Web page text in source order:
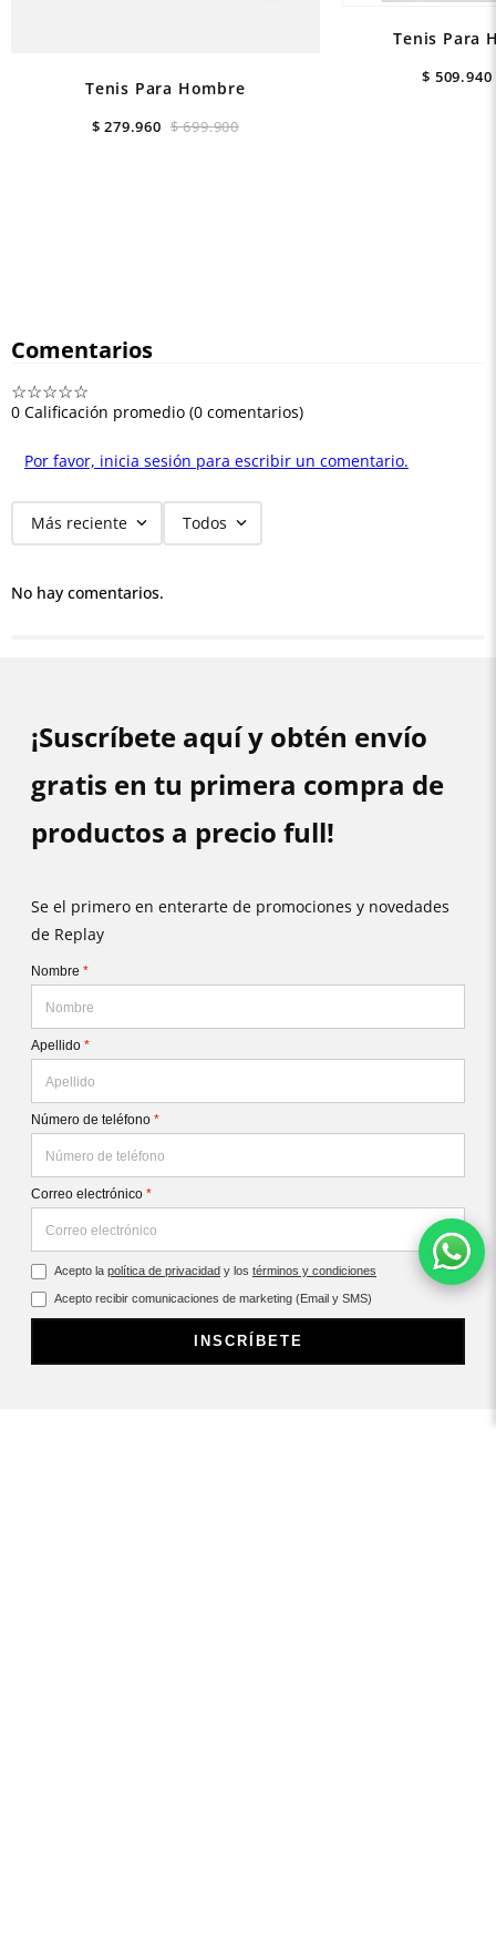
Tenis Para Hombre
$ 699.900
$ 279.960
Tenis Para
$ 509.940
Comentarios
☆☆☆☆☆
0 Calificación promedio (0 comentarios)
Por favor, inicia sesión para escribir un comentario.
Más reciente Todos
No hay comentarios.
¡Suscríbete aquí y obtén envío
gratis en tu primera compra de
productos a precio full!
Se el primero en enterarte de promociones y novedades
de Replay
Nombre *
Apellido *
Número de teléfono *
Correo electrónico *
Acepto la política de privacidad y los términos y condiciones
Acepto recibir comunicaciones de marketing (Email y SMS)
INSCRÍBETE